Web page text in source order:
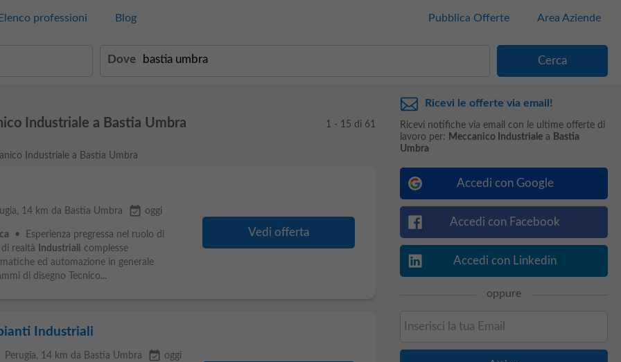
professioni Blog Pubblica Offerte Area Aziende
Dove
Industriale a Bastia Umbra 1 - 15 di 61
Industriale a Bastia Umbra
, 14 km da Bastia Umbra event_available oggi
• Esperienza pregressa nel ruolo di
realtà
Industriali complesse
ed automazione in generale
di disegno Tecnico...
Vedi offerta
Industriali
Perugia, 14 km da Bastia Umbra event_available oggi
Ricevi le offerte via email!
Ricevi notifiche via email con le ultime offerte di
lavoro per: Meccanico Industrialea Bastia
Umbra
Accedi con Google
Accedi con Facebook
Accedi con Linkedin
oppure